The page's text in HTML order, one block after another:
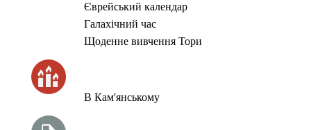
Єврейський календар
Галахічний час
Щоденне вивчення Тори
В Кам'янському